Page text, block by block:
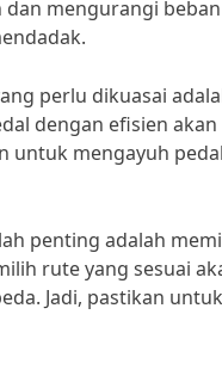
mengurangi
perlu dikuasai
dengan efisien
untuk mengayuh
penting adalah
rute yang sesuai
Jadi, pastikan